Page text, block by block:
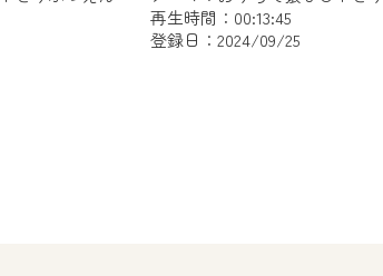
再生時間：00:13:45
登録日：2024/09/25